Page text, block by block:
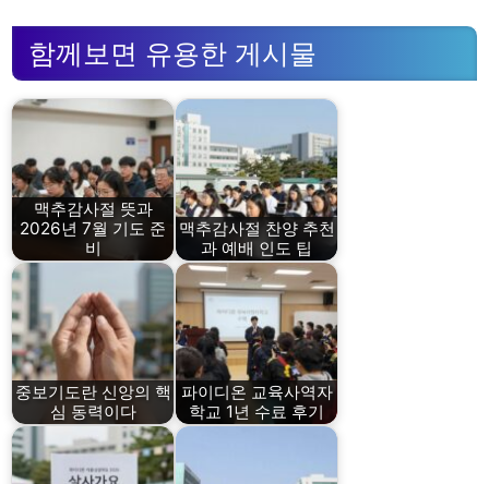
함께보면 유용한 게시물
맥추감사절 뜻과
2026년 7월 기도 준
비
맥추감사절 찬양 추천
과 예배 인도 팁
중보기도란 신앙의 핵
심 동력이다
파이디온 교육사역자
학교 1년 수료 후기